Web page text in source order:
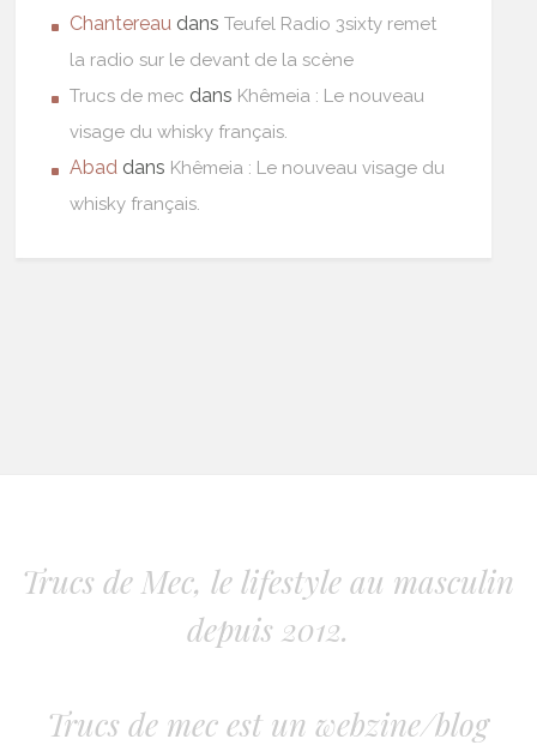
Chantereau dansTeufel Radio 3sixty remet
la radio sur le devant de la scène
Trucs de mec dans Khêmeia : Le nouveau
visage du whisky français.
Abad dans Khêmeia : Le nouveau visage du
whisky français.
Trucs de Mec, le lifestyle au masculin
depuis 2012.
Trucs de mec est un webzine/blog